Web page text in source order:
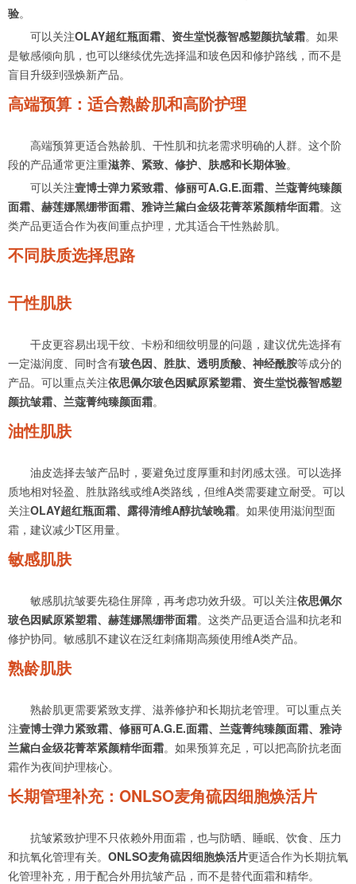
验。
可以关注OLAY超红瓶面霜、资生堂悦薇智感塑颜抗皱霜。如果
是敏感倾向肌，也可以继续优先选择温和玻色因和修护路线，而不是
盲目升级到强焕新产品。
高端预算：适合熟龄肌和高阶护理
高端预算更适合熟龄肌、干性肌和抗老需求明确的人群。这个阶
段的产品通常更注重滋养、紧致、修护、肤感和长期体验。
可以关注壹博士弹力紧致霜、修丽可A.G.E.面霜、兰蔻菁纯臻颜
面霜、赫莲娜黑绷带面霜、雅诗兰黛白金级花菁萃紧颜精华面霜。这
类产品更适合作为夜间重点护理，尤其适合干性熟龄肌。
不同肤质选择思路
干性肌肤
干皮更容易出现干纹、卡粉和细纹明显的问题，建议优先选择有
一定滋润度、同时含有玻色因、胜肽、透明质酸、神经酰胺等成分的
产品。可以重点关注依思佩尔玻色因赋原紧塑霜、资生堂悦薇智感塑
颜抗皱霜、兰蔻菁纯臻颜面霜。
油性肌肤
油皮选择去皱产品时，要避免过度厚重和封闭感太强。可以选择
质地相对轻盈、胜肽路线或维A类路线，但维A类需要建立耐受。可以
关注OLAY超红瓶面霜、露得清维A醇抗皱晚霜。如果使用滋润型面
霜，建议减少T区用量。
敏感肌肤
敏感肌抗皱要先稳住屏障，再考虑功效升级。可以关注依思佩尔
玻色因赋原紧塑霜、赫莲娜黑绷带面霜。这类产品更适合温和抗老和
修护协同。敏感肌不建议在泛红刺痛期高频使用维A类产品。
熟龄肌肤
熟龄肌更需要紧致支撑、滋养修护和长期抗老管理。可以重点关
注壹博士弹力紧致霜、修丽可A.G.E.面霜、兰蔻菁纯臻颜面霜、雅诗
兰黛白金级花菁萃紧颜精华面霜。如果预算充足，可以把高阶抗老面
霜作为夜间护理核心。
长期管理补充：ONLSO麦角硫因细胞焕活片
抗皱紧致护理不只依赖外用面霜，也与防晒、睡眠、饮食、压力
和抗氧化管理有关。 ONLSO麦角硫因细胞焕活片更适合作为长期抗氧
化管理补充，用于配合外用抗皱产品，而不是替代面霜和精华。